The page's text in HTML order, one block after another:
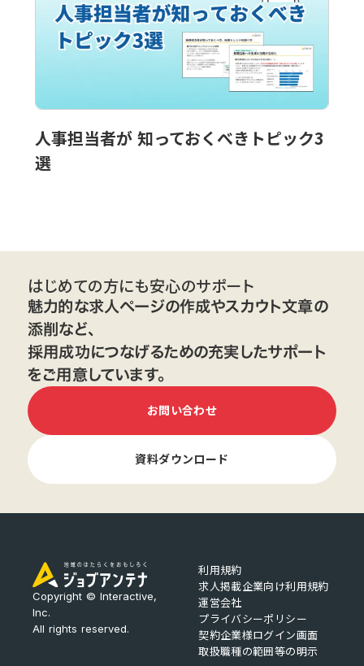
人事担当者が 知っておくべきトピック3
選
はじめての方にも安心のサポート
魅力的な求人ページの作成やスカウト文章の
添削など、
採用成功につなげるための充実したサポート
をご用意しています。
お問い合わせ
資料ダウンロード
Copyright © Interactive,
Inc.
All rights reserved.
利用規約
求人掲載企業向け利用規約
運営会社
プライバシーポリシー
契約企業様ログイン画面
取扱職種の範囲等の明示